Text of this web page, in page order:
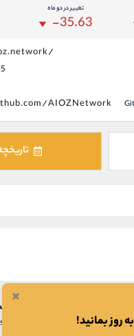
تغییر در دو ماه
-35.63
AIOZNetwork
Low
×
به روز بمانید!